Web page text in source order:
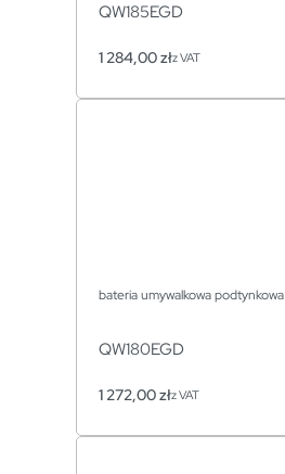
QW185EGD
1 284,00złz VAT
bateria umywalkowa podtynkowa
QW180EGD
1 272,00złz VAT